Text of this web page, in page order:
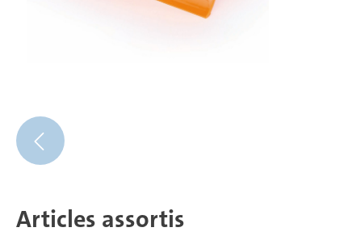
Articles assortis